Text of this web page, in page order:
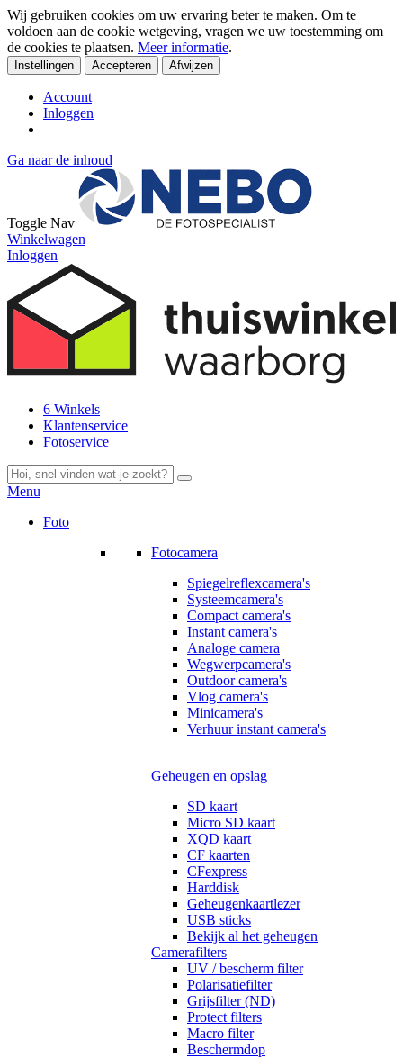
Wij gebruiken cookies om uw ervaring beter te maken. Om te
voldoen aan de cookie wetgeving, vragen we uw toestemming om
de cookies te plaatsen. Meer informatie.
Instellingen Accepteren Afwijzen
Account
Inloggen
Ga naar de inhoud
Toggle Nav
Winkelwagen
Inloggen
6 Winkels
Klantenservice
Fotoservice
Menu
Foto
Fotocamera
Spiegelreflexcamera's
Systeemcamera's
Compact camera's
Instant camera's
Analoge camera
Wegwerpcamera's
Outdoor camera's
Vlog camera's
Minicamera's
Verhuur instant camera's
Geheugen en opslag
SD kaart
Micro SD kaart
XQD kaart
CF kaarten
CFexpress
Harddisk
Geheugenkaartlezer
USB sticks
Bekijk al het geheugen
Camerafilters
UV / bescherm filter
Polarisatiefilter
Grijsfilter (ND)
Protect filters
Macro filter
Beschermdop